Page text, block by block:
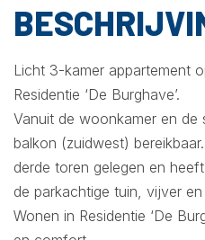
Licht 3-kamer appartement
Residentie ‘De Burghave’.
Vanuit de woonkamer en de
balkon (zuidwest)
derde toren gelegen en
de parkachtige tuin, vijver
Wonen in Residentie ‘De